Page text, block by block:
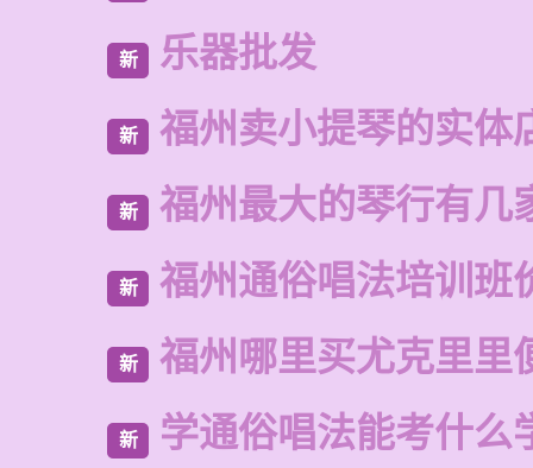
新 乐器批发
新 福州卖小提琴的实体
新 福州最大的琴行有几
新 福州通俗唱法培训班
新 福州哪里买尤克里里
新 学通俗唱法能考什么